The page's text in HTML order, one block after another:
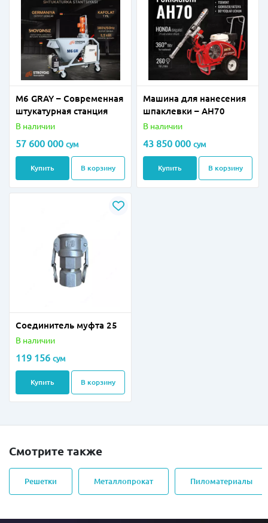
M6 GRAY – Современная
штукатурная станция
В наличии
57 600 000 сум
Купить В корзину
Машина для нанесения
шпаклевки – AH70
В наличии
43 850 000 сум
Купить В корзину
Соединитель муфта 25
В наличии
119 156 сум
Купить В корзину
Смотрите также
Решетки Металлопрокат Пиломатериалы